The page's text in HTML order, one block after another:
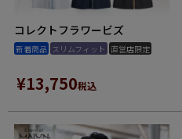
コレクトフラワービズ
新着商品 スリムフィット 直営店限定
¥13,750税込